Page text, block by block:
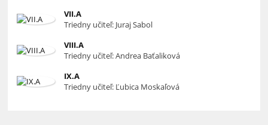
VII.A
Triedny učiteľ: Juraj Sabol
VIII.A
Triedny učiteľ: Andrea Baťaliková
IX.A
Triedny učiteľ: Ľubica Moskaľová